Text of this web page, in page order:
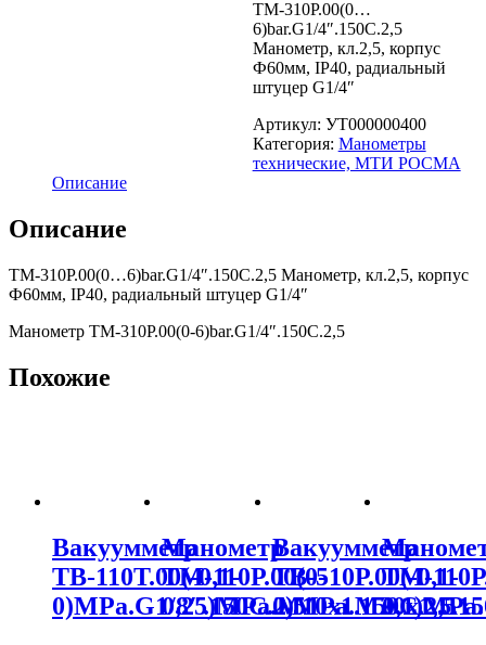
ТМ-310Р.00(0…
6)bar.G1/4″.150С.2,5
Манометр, кл.2,5, корпус
Ф60мм, IP40, радиальный
штуцер G1/4″
Артикул: УТ000000400
Категория: Манометры
технические, МТИ РОСМА
Описание
Описание
ТМ-310Р.00(0…6)bar.G1/4″.150С.2,5 Манометр, кл.2,5, корпус
Ф60мм, IP40, радиальный штуцер G1/4″
Манометр ТМ-310Р.00(0-6)bar.G1/4″.150С.2,5
Похожие
Вакуумметр
ТВ-110Т.00(-0,1-
0)MPa.G1/8″.150С.2,5
Манометр
ТМ-110Р.00(0-
0,25)MPa.М10х1.150С.2,5
Вакуумметр
ТВ-510Р.00(-0,1-
ТМ-